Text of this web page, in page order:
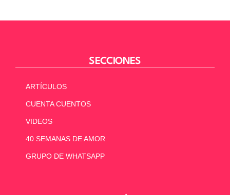
SECCIONES
ARTÍCULOS
CUENTA CUENTOS
VIDEOS
40 SEMANAS DE AMOR
GRUPO DE WHATSAPP